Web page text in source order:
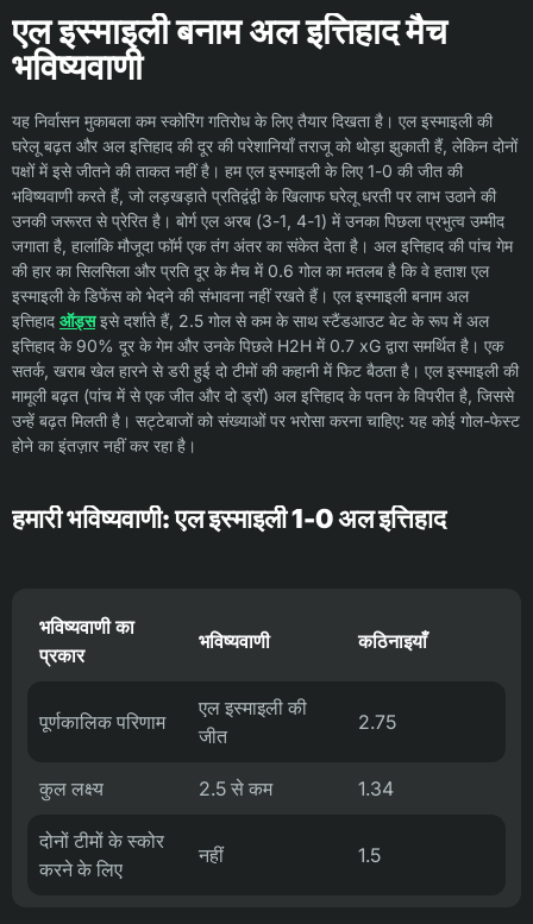
एल इस्माइली बनाम अल इत्तिहाद मैच
भविष्यवाणी
यह निर्वासन मुकाबला कम स्कोरिंग गतिरोध के लिए तैयार दिखता है। एल इस्माइली की
घरेलू बढ़त और अल इत्तिहाद की दूर की परेशानियाँ तराजू को थोड़ा झुकाती हैं, लेकिन दोनों
पक्षों में इसे जीतने की ताकत नहीं है। हम एल इस्माइली के लिए 1-0 की जीत की
भविष्यवाणी करते हैं, जो लड़खड़ाते प्रतिद्वंद्वी के खिलाफ घरेलू धरती पर लाभ उठाने की
उनकी जरूरत से प्रेरित है। बोर्ग एल अरब (3-1, 4-1) में उनका पिछला प्रभुत्व उम्मीद
जगाता है, हालांकि मौजूदा फॉर्म एक तंग अंतर का संकेत देता है। अल इत्तिहाद की पांच गेम
की हार का सिलसिला और प्रति दूर के मैच में 0.6 गोल का मतलब है कि वे हताश एल
इस्माइली के डिफेंस को भेदने की संभावना नहीं रखते हैं। एल इस्माइली बनाम अल
इत्तिहाद ऑड्सइसे दर्शाते हैं, 2.5 गोल से कम के साथ स्टैंडआउट बेट के रूप में अल
इत्तिहाद के 90% दूर के गेम और उनके पिछले H2H में 0.7 xG द्वारा समर्थित है। एक
सतर्क, खराब खेल हारने से डरी हुई दो टीमों की कहानी में फिट बैठता है। एल इस्माइली की
मामूली बढ़त (पांच में से एक जीत और दो ड्रॉ) अल इत्तिहाद के पतन के विपरीत है, जिससे
उन्हें बढ़त मिलती है। सट्टेबाजों को संख्याओं पर भरोसा करना चाहिए: यह कोई गोल-फेस्ट
होने का इंतज़ार नहीं कर रहा है।
हमारी भविष्यवाणी: एल इस्माइली 1-0 अल इत्तिहाद
भविष्यवाणी का
प्रकार
भविष्यवाणी कठिनाइयाँ
पूर्णकालिक परिणाम
एल इस्माइली की
जीत
2.75
कुल लक्ष्य 2.5 से कम 1.34
दोनों टीमों के स्कोर
करने के लिए
नहीं 1.5